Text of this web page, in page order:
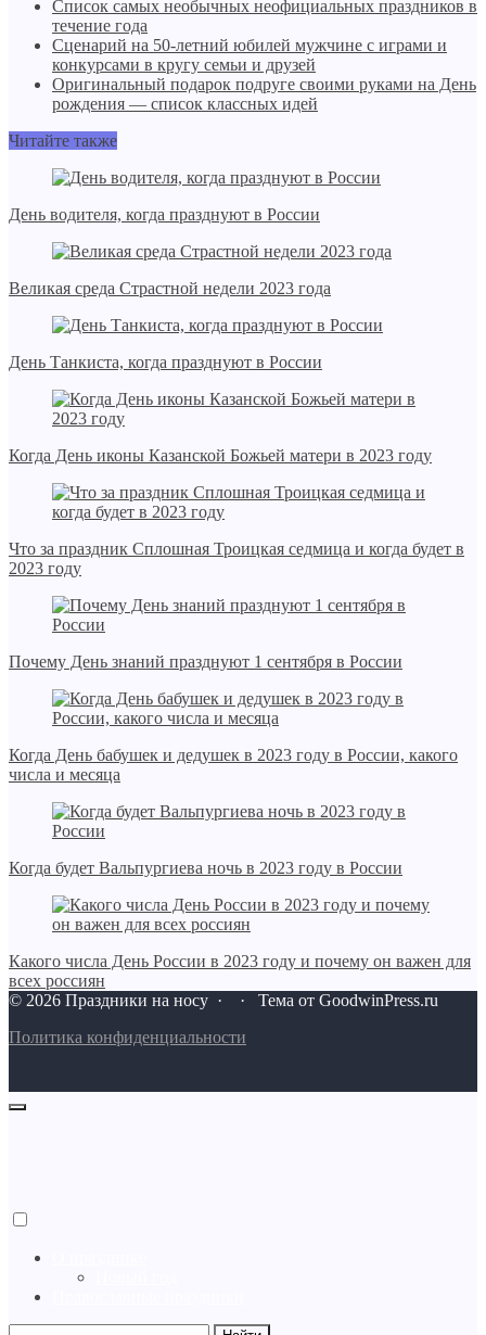
Список самых необычных неофициальных праздников в
течение года
Сценарий на 50-летний юбилей мужчине с играми и
конкурсами в кругу семьи и друзей
Оригинальный подарок подруге своими руками на День
рождения — список классных идей
Читайте также
День водителя, когда празднуют в России
Великая среда Страстной недели 2023 года
День Танкиста, когда празднуют в России
Когда День иконы Казанской Божьей матери в 2023 году
Что за праздник Сплошная Троицкая седмица и когда будет в
2023 году
Почему День знаний празднуют 1 сентября в России
Когда День бабушек и дедушек в 2023 году в России, какого
числа и месяца
Когда будет Вальпургиева ночь в 2023 году в России
Какого числа День России в 2023 году и почему он важен для
всех россиян
© 2026 Праздники на носу ·
· Тема от GoodwinPress.ru
Политика конфиденциальности